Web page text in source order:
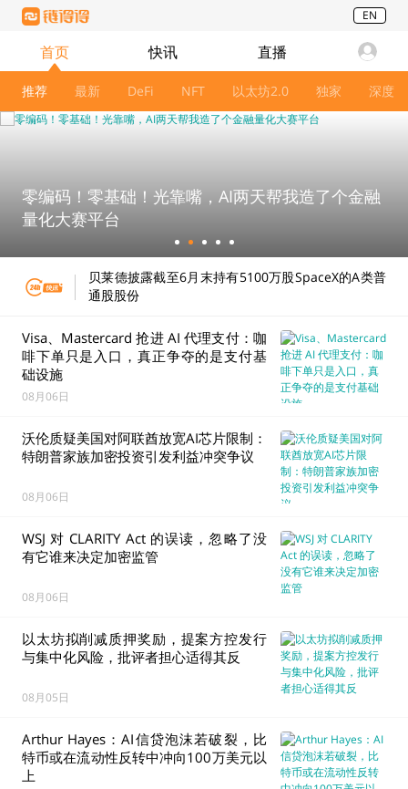
EN
首页 快讯 直播
推荐 最新 DeFi NFT 以太坊2.0 独家 深度
零编码！零基础！光靠嘴，AI两天帮我造了个金融
量化大赛平台Bybit就15亿美元黑客攻击起诉朝鲜及Lazarus
Group，并获资产冻结令
贝莱德披露截至6月末持有5100万股SpaceX的A类普
通股股份
纽约梅隆银行增持145万美元Strategy股票
Capital B一年增至3140枚比特币，打造欧洲首个比
美国财政部制裁加密交易所Shelbit和Aban Tether，
1.3931万枚
特朗普媒体集团退出两项Crypto.com相关加密业
Morgan Stanley旗下MSBT过去3天累计提取332.85
枚比特币
SharpLink CEO反对EIP-8363，称其可能削弱ETH相
分析师：花旗下调美光评级，预计内存价格明年5月
季度见顶
Visa、Mastercard 抢进 AI 代理支付：咖
啡下单只是入口，真正争夺的是支付基
础设施
08月06日
沃伦质疑美国对阿联酋放宽AI芯片限制：
特朗普家族加密投资引发利益冲突争议
08月06日
WSJ 对 CLARITY Act 的误读，忽略了没
有它谁来决定加密监管
08月06日
以太坊拟削减质押奖励，提案方控发行
与集中化风险，批评者担心适得其反
08月05日
Arthur Hayes：AI信贷泡沫若破裂，比
特币或在流动性反转中冲向100万美元以
上